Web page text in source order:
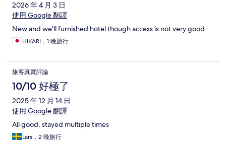
2026 年 4 月 3 日
使用 Google 翻譯
New and we'll furnished hotel though access is not very good.
HIKARI，1 晚旅行
旅客真實評論
10/10 好極了
2025 年 12 月 14 日
使用 Google 翻譯
All good, stayed multiple times
Lars，2 晚旅行